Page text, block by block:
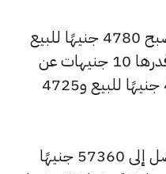
وشهد سعر عيار 14 ارتفاعًا ليصبح 4780 جنيهًا للبيع
و4735 جنيهًا للشراء، بزيادة قدرها 10 جنيهات عن
السعر السابق الذي بلغ 4775 جنيهًا للبيع و4725
وارتفع سعر الجنيه الذهب ليصل إلى 57360 جنيهًا